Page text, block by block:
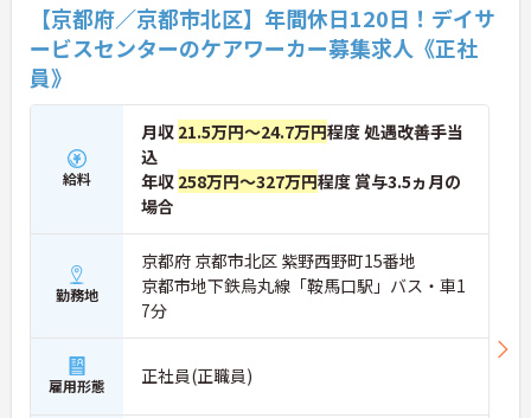
【京都府／京都市北区】年間休日120日！デイサ
ービスセンターのケアワーカー募集求人《正社
員》
給料
月収 21.5万円～24.7万円程度 処遇改善手当
込
年収 258万円～327万円程度 賞与3.5ヵ月の
場合
勤務地
京都府 京都市北区 紫野西野町15番地
京都市地下鉄烏丸線「鞍馬口駅」バス・車1
7分
雇用形態 正社員(正職員)